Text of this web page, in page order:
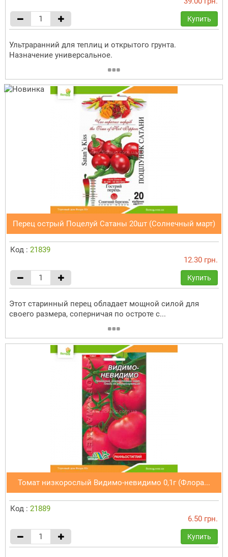
Купить
Ультраранний для теплиц и открытого грунта.
Назначение универсальное.
Перец острый Поцелуй Сатаны 20шт (Солнечный март)
Код : 21839
12.30 грн.
Купить
Этот старинный перец обладает мощной силой для
своего размера, соперничая по остроте с...
Томат низкорослый Видимо-невидимо 0,1г (Флора...
Код : 21889
6.50 грн.
Купить